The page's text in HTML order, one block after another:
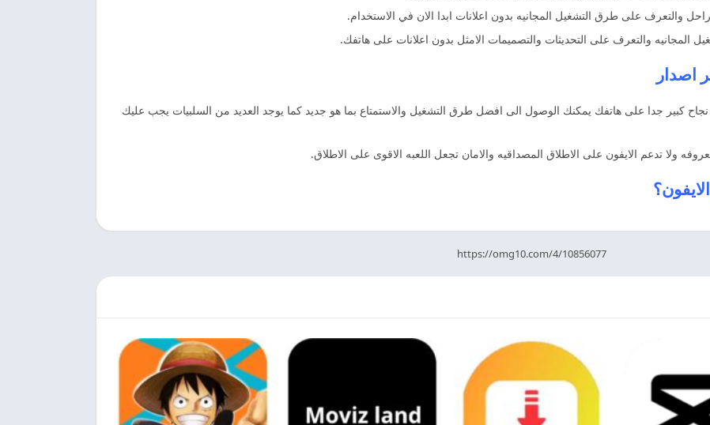
والتعرف على التحديثات والتصميمات الامثل بدون اعلانات على هاتفك.
كبير جدا على هاتفك يمكنك الوصول الى افضل طرق التشغيل والاستمتاع بما هو جديد كما يوجد العديد من السلبيات يجب عليك
ولا تدعم الايفون على الاطلاق المصداقيه والامان تجعل اللعبه الاقوى على الاطلاق.
https://omg10.com/4/10856077